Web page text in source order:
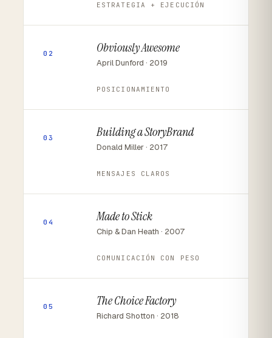
ESTRATEGIA + EJECUCIÓN
02 Obviously Awesome
April Dunford · 2019
POSICIONAMIENTO
03 Building a StoryBrand
Donald Miller · 2017
MENSAJES CLAROS
04 Made to Stick
Chip & Dan Heath · 2007
COMUNICACIÓN CON PESO
05 The Choice Factory
Richard Shotton · 2018